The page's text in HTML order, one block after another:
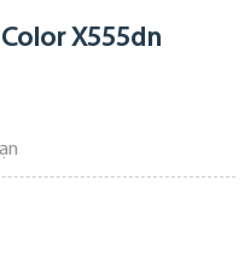
X555dn